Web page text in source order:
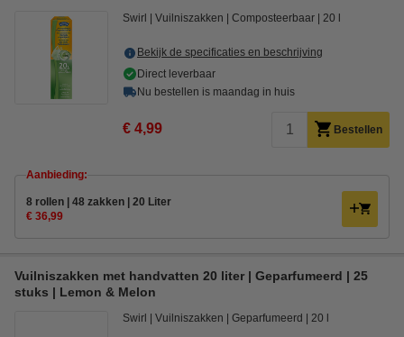
Swirl Vuilniszakken Composteerbaar 20 l
Bekijk de specificaties en beschrijving
Direct leverbaar
Nu bestellen is maandag in huis
€ 4,99 Bestellen
Aanbieding:
8 rollen | 48 zakken | 20 Liter
€ 36,99
Vuilniszakken met handvatten 20 liter | Geparfumeerd | 25
stuks | Lemon & Melon
Swirl Vuilniszakken Geparfumeerd 20 l